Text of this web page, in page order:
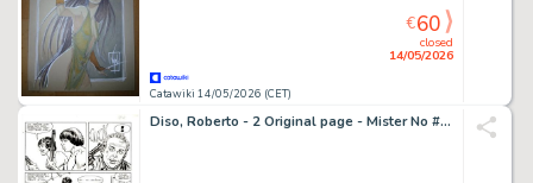
Catawiki 14/05/2026 (CET)
closed
14/05/2026
€60
Diso, Roberto - 2 Original page - Mister No #33 - "Morte nella foresta" - 1978